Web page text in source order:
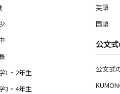
1・2年生
3・4年生
英語
国語
公文
公文式